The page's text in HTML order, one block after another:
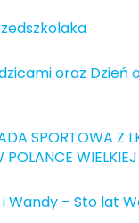
oraz Dzień
SPORTOWA Z
POLANCE WIELKIEJ
Wandy – Sto lat